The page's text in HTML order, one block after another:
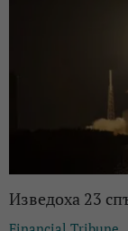
Изведоха 23